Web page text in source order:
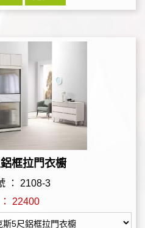
框拉門衣櫥
： 2108-3
22400